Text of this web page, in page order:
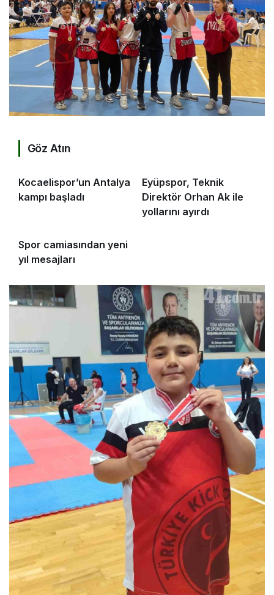
Göz Atın
Kocaelispor’un Antalya
kampı başladı
Eyüpspor, Teknik
Direktör Orhan Ak ile
yollarını ayırdı
Spor camiasından yeni
yıl mesajları